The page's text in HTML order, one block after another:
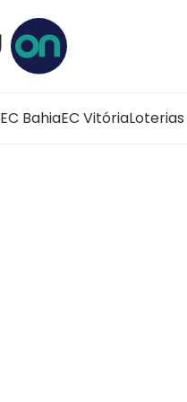
EC BahiaEC VitóriaLoterias